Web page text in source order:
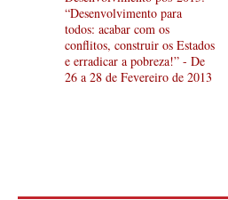
“Desenvolvimento para
todos: acabar com os
conflitos, construir os Estados
e erradicar a pobreza!” - De
26 a 28 de Fevereiro de 2013